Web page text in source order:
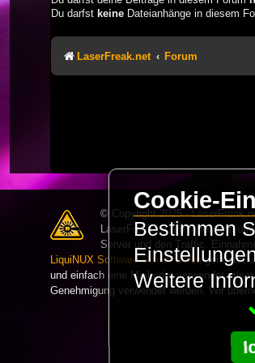
Du darfst keine Dateianhänge in diesem
LaserFreak.net Forum
© Copyright 2025 -
LaserFreak ist ein freies und
Server und den Traffic.
LiquiNUX Software GmbH Berlingehostet
und einfach eine Mail oder verwendet
Genehmigung verwendet werden. Wir
Cookie-
Bestimmen
Weitere